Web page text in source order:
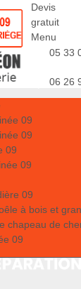
Devis
gratuit
Menu
05 33
06 26
09
09
09
09
09
à bois et
chapeau de
09